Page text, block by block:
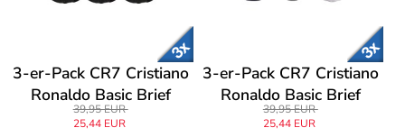
3-er-Pack CR7 Cristiano
Ronaldo Basic Brief
39,95 EUR
25,44 EUR
3-er-Pack CR7 Cristiano
Ronaldo Basic Brief
39,95 EUR
25,44 EUR